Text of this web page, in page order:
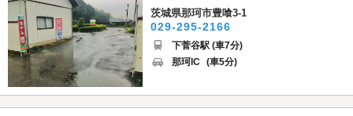
茨城県那珂市豊喰3-1
029-295-2166
下菅谷駅 (車7分)
那珂IC (車5分)